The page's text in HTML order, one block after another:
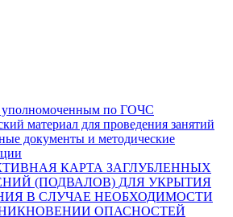
по ГОЧС
материал для проведения занятий
документы и методические
КАРТА ЗАГЛУБЛЕННЫХ
(ПОДВАЛОВ) ДЛЯ УКРЫТИЯ
В СЛУЧАЕ НЕОБХОДИМОСТИ
ОПАСНОСТЕЙ